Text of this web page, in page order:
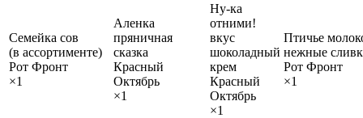
Семейка сов
(в ассортименте)
Рот Фронт
×1
Аленка
пряничная
сказка
Красный
Октябрь
×1
Ну-ка
отними!
вкус
шоколадный
крем
Красный
Октябрь
×1
Птичье
нежные
Рот Фронт
×1